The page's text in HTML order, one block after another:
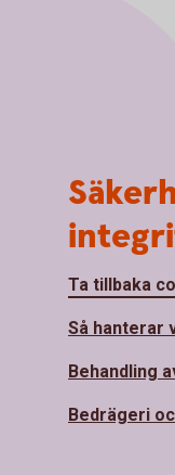
Ta tillbaka
Så hanterar
Behandling
Bedrägeri